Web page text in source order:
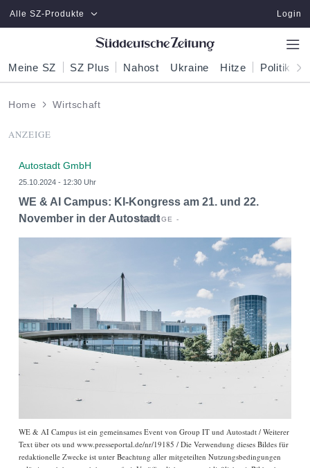
Zum Hauptinhalt springen
Alle SZ-Produkte Login
Meine SZ SZ Plus Nahost Ukraine Hitze Politik
Home Wirtschaft
ANZEIGE
Autostadt GmbH
25.10.2024 - 12:30 Uhr
WE & AI Campus: KI-Kongress am 21. und 22.
November in der Autostadt
WE & AI Campus ist ein gemeinsames Event von Group IT und Autostadt / Weiterer
Text über ots und www.presseportal.de/nr/19185 / Die Verwendung dieses Bildes für
redaktionelle Zwecke ist unter Beachtung aller mitgeteilten Nutzungsbedingungen